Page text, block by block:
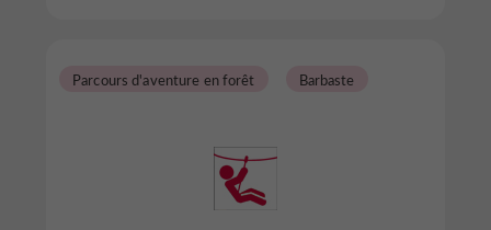
Parcours d'aventure en forêt Barbaste